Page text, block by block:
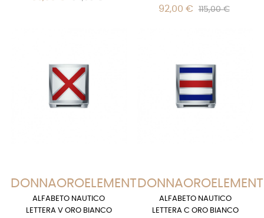
92,00 € 115,00 €
DONNAOROELEMENTS
ALFABETO NAUTICO
LETTERA V ORO BIANCO
ALFABETO NAUTICO
LETTERA C ORO BIANCO